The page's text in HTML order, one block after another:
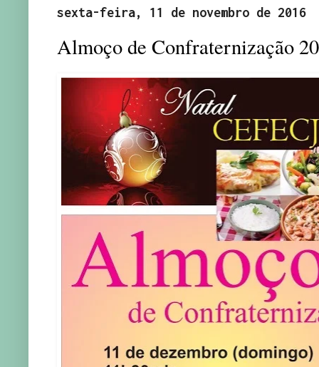
sexta-feira, 11 de novembro de 2016
Almoço de Confraternização